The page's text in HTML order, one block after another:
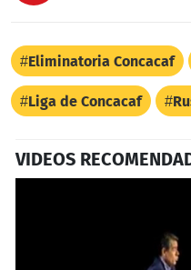
Eliminatoria Concacaf
Liga de Concacaf
VIDEOS